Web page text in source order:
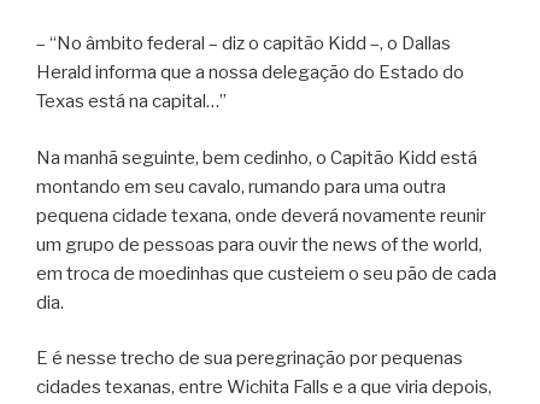
– “No âmbito federal – diz o capitão Kidd –, o Dallas
Herald informa que a nossa delegação do Estado do
Texas está na capital…”
Na manhã seguinte, bem cedinho, o Capitão Kidd está
montando em seu cavalo, rumando para uma outra
pequena cidade texana, onde deverá novamente reunir
um grupo de pessoas para ouvir the news of the world,
em troca de moedinhas que custeiem o seu pão de cada
dia.
E é nesse trecho de sua peregrinação por pequenas
cidades texanas, entre Wichita Falls e a que viria depois,